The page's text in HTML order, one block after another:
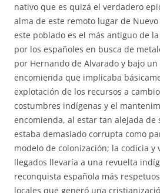
nativo que es quizá el verdadero
alma de este remoto lugar de
este poblado es el más antiguo de
por los españoles en busca de
por Hernando de Alvarado y bajo un
encomienda que implicaba
explotación de los recursos a
costumbres indígenas y el
encomienda, al estar tan alejada
estaba demasiado corrupta como
modelo de colonización; la codicia y
llegados llevaría a una revuelta
reconquista española más
locales que generó una